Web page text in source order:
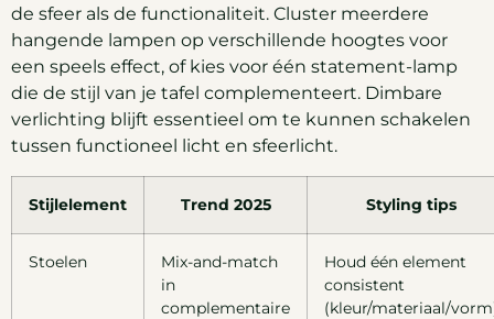
de sfeer als de functionaliteit. Cluster meerdere
hangende lampen op verschillende hoogtes voor
een speels effect, of kies voor één statement-lamp
die de stijl van je tafel complementeert. Dimbare
verlichting blijft essentieel om te kunnen schakelen
tussen functioneel licht en sfeerlicht.
Stijlelement Trend 2025 Styling tips
Stoelen
Mix-and-match
in
complementaire
Houd één element
consistent
(kleur/materiaal/